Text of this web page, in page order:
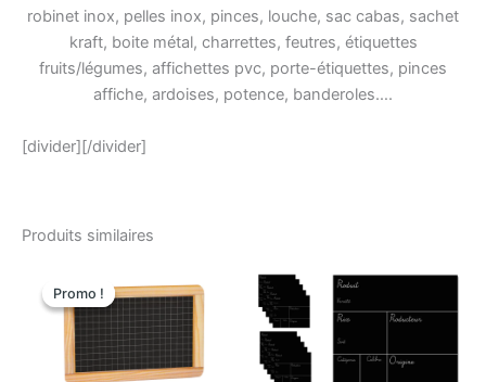
robinet inox, pelles inox, pinces, louche, sac cabas, sachet
kraft, boite métal, charrettes, feutres, étiquettes
fruits/légumes, affichettes pvc, porte-étiquettes, pinces
affiche, ardoises, potence, banderoles….
[divider][/divider]
Produits similaires
Promo !
Promo !
initial
était
:
19,50€.
prix
actuel
8,90€.